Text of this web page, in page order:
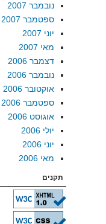
נובמבר 2007
ספטמבר 2007
יוני 2007
מאי 2007
דצמבר 2006
נובמבר 2006
אוקטובר 2006
ספטמבר 2006
אוגוסט 2006
יולי 2006
יוני 2006
מאי 2006
תקנים